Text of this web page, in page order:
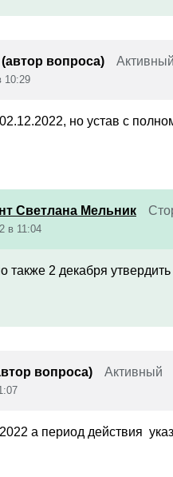
(автор вопроса) Активный
10:29
но устав с
Светлана Мельник
в 11:04
также 2 декабря
вопроса) Активный
а период действия